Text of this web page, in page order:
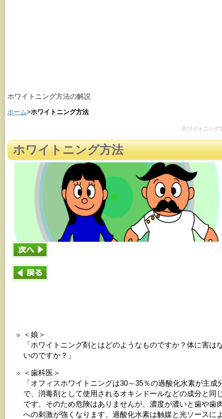
ホワイトニング方法の解説
ホーム>ホワイトニング方法
ホワイトニング
ホワイトニング方法
＜娘＞
「ホワイトニング剤とはどのようなものですか？体に害は
いのですか？」
＜歯科医＞
「オフィスホワイトニングは30～35％の過酸化水素が主成
で、消毒剤として使用されるオキシドールなどの成分と同
です。そのため危険はありませんが、濃度が濃いと歯や歯
への刺激が強くなります。過酸化水素は触媒と光ソースに